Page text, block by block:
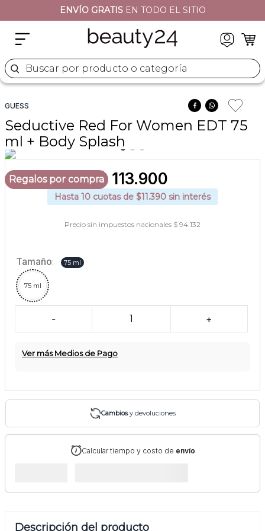
ENVÍO GRATISEN TODO EL SITIO
Buscar por producto o categoría
GUESS
Seductive Red For Women EDT 75
ml + Body Splash
Regalos por compra
$ 113.900
Hasta 10 cuotas de $11.390 sin interés
Precio sin impuestos nacionales $ 94.132
Tamaño: 75 ml
75 ml
- 1 +
Ver más Medios de Pago
Cambiosy devoluciones
Calcular tiempo y costo de envío
Descripción del producto
naj oleari
5. versace